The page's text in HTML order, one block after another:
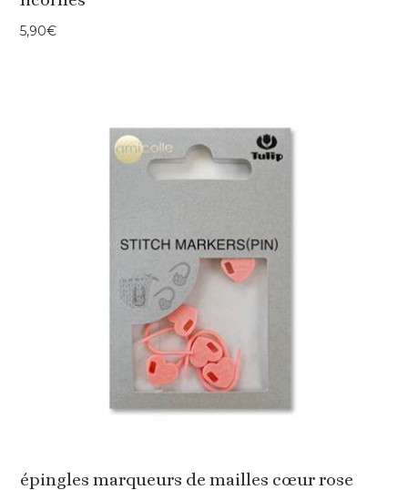
5,90€
épingles marqueurs de mailles cœur rose